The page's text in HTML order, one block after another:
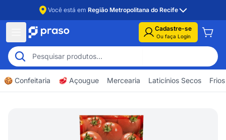
Você está em Região Metropolitana do Recife
Cadastre-se
Ou faça Login
🍪 Confeitaria 🥩 Açougue Mercearia Laticínios Secos